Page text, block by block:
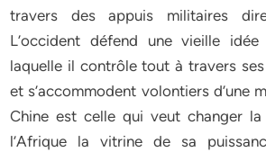
travers des appuis militaires
L’occident défend une vieille
laquelle il contrôle tout à travers
et s’accommodent volontiers d’une
Chine est celle qui veut changer
l’Afrique la vitrine de sa